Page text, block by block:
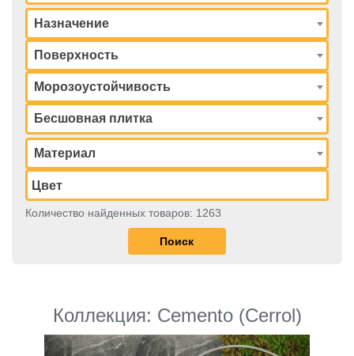
Назначение
Поверхность
Морозоустойчивость
Бесшовная плитка
Материал
Количество найденных товаров: 1263
Коллекция: Cemento (Cerrol)
Previous Next